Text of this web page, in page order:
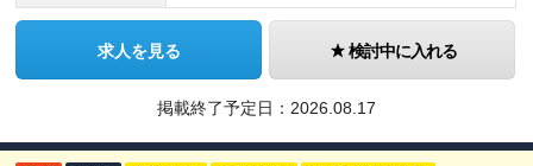
求人を見る 検討中に入れる
掲載終了予定日： 2026.08.17